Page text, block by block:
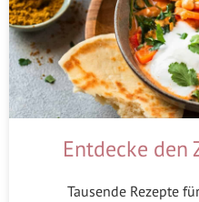
Entdecke den
Tausende Rezepte